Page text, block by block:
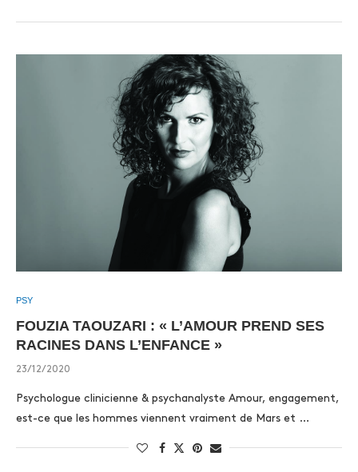
PSY
FOUZIA TAOUZARI : « L’AMOUR PREND SES
RACINES DANS L’ENFANCE »
23/12/2020
Psychologue clinicienne & psychanalyste Amour, engagement,
est-ce que les hommes viennent vraiment de Mars et …